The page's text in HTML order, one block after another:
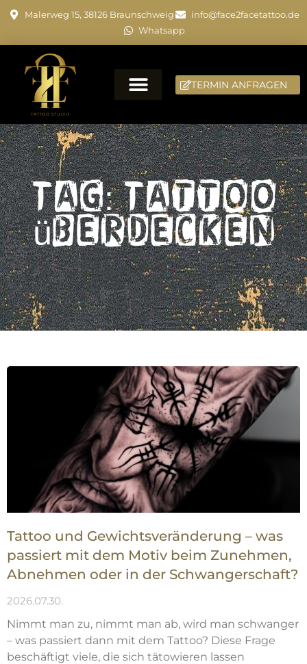
Malerweg 15, 38126 Braunschweig
info@face2facetattoo.de
Whatsapp
TERMIN ANFRAGEN
Tag: Tattoo
überdecken
Tattoo und Gewichtsveränderung – was
passiert mit dem Motiv beim Zunehmen,
Abnehmen oder in der Schwangerschaft?
2026.07.30.
Nimmt man zu, nimmt man ab, wird man schwanger
– was passiert dann mit dem Tattoo? Diese Frage
beschäftigt viele, die sich tätowieren lassen